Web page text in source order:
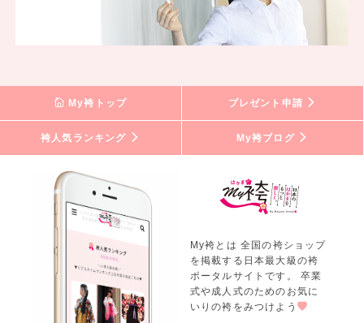
My袴トップ プレゼント申請
袴人気ランキング My袴ブログ
My袴とは 全国の袴ショップ
を掲載する日本最大級の袴
ポータルサイトです。 卒業
式や成人式のためのお気に
いりの袴をみつけよう